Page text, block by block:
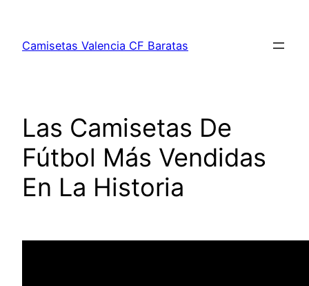
contenido
Camisetas Valencia CF Baratas
Las Camisetas De
Fútbol Más Vendidas
En La Historia